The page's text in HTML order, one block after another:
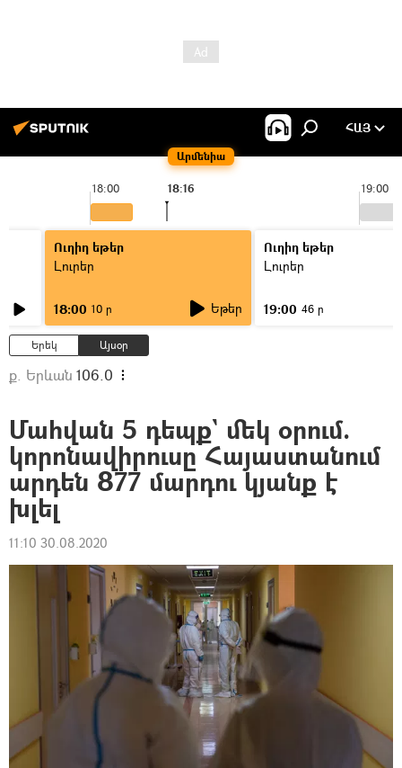
Արմենիա
ՀԱՅ
18:00 19:00
18:16
Ուղիղ եթեր
Լուրեր
18:00 10 ր Եթեր
Ուղիղ եթեր
Լուրեր
19:00 46 ր
Երեկ Այսօր
ք. Երևան 106.0
Մահվան 5 դեպք` մեկ օրում.
կորոնավիրուսը Հայաստանում
արդեն 877 մարդու կյանք է
խլել
11:10 30.08.2020